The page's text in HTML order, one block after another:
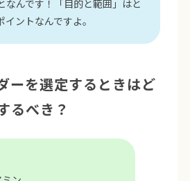
なんです！「目的と範囲」はと
イントなんですよ。
ーを選定するときはど
るべき？